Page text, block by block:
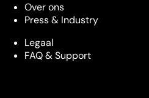
Over ons
Press & Industry
Legaal
FAQ & Support